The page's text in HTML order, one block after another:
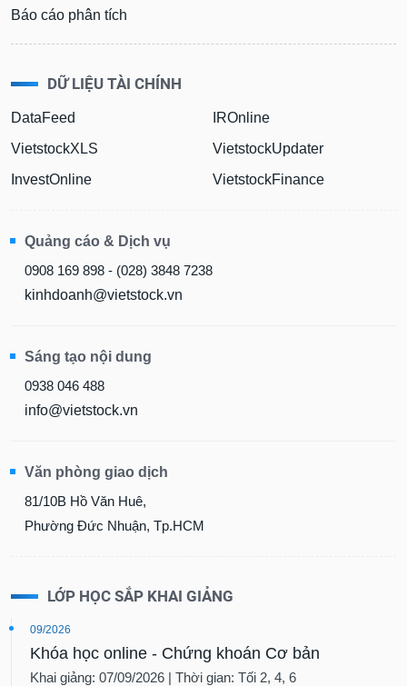
Báo cáo phân tích
DỮ LIỆU TÀI CHÍNH
DataFeed
VietstockXLS
InvestOnline
IROnline
VietstockUpdater
VietstockFinance
Quảng cáo & Dịch vụ
0908 169 898 - (028) 3848 7238
kinhdoanh@vietstock.vn
Sáng tạo nội dung
0938 046 488
info@vietstock.vn
Văn phòng giao dịch
81/10B Hồ Văn Huê,
Phường Đức Nhuận, Tp.HCM
LỚP HỌC SẮP KHAI GIẢNG
09/2026
Khóa học online - Chứng khoán Cơ bản
Khai giảng: 07/09/2026 | Thời gian: Tối 2, 4, 6